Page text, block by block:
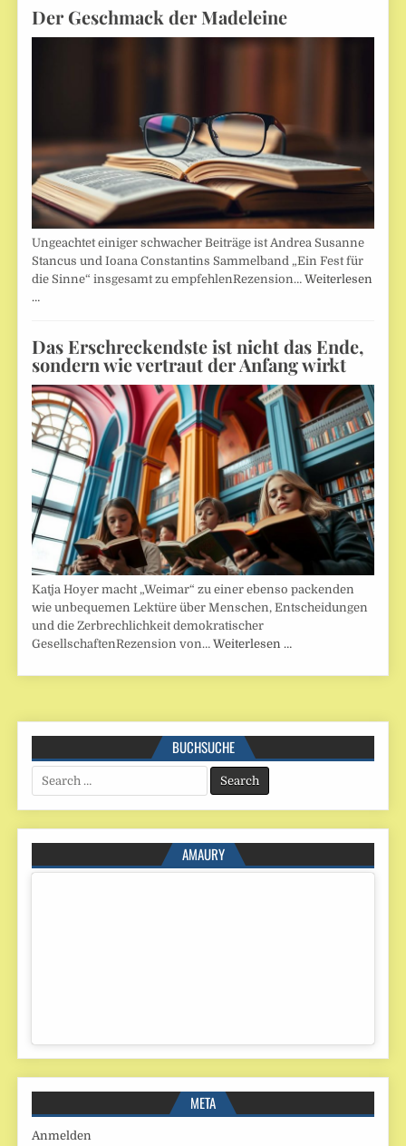
Der Geschmack der Madeleine
Ungeachtet einiger schwacher Beiträge ist Andrea Susanne
Stancus und Ioana Constantins Sammelband „Ein Fest für
die Sinne“ insgesamt zu empfehlenRezension…Weiterlesen
…
Das Erschreckendste ist nicht das Ende,
sondern wie vertraut der Anfang wirkt
Katja Hoyer macht „Weimar“ zu einer ebenso packenden
wie unbequemen Lektüre über Menschen, Entscheidungen
und die Zerbrechlichkeit demokratischer
GesellschaftenRezension von…Weiterlesen …
BUCHSUCHE
Search
for:
AMAURY
META
Anmelden